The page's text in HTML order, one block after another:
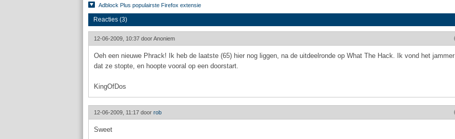
Adblock Plus populairste Firefox extensie
Reacties (3)
12-06-2009, 10:37 doorAnoniem
Oeh een nieuwe Phrack! Ik heb de laatste (65) hier nog liggen, na de uitdeelronde op What The Hack. Ik vond het jammer
dat ze stopte, en hoopte vooral op een doorstart.
KingOfDos
12-06-2009, 11:17 door rob
Sweet